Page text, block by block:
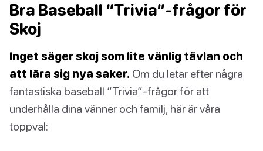
Bra Baseball “Trivia”-frågor för
Skoj
Inget säger skoj som lite vänlig tävlan och
att lära sig nya saker. Om du letar efter några
fantastiska baseball “Trivia”-frågor för att
underhålla dina vänner och familj, här är våra
toppval: